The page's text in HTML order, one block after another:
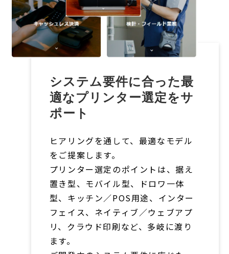
システム要件に合った最
適なプリンター選定をサ
ポート
ヒアリングを通して、最適なモデル
をご提案します。
プリンター選定のポイントは、据え
置き型、モバイル型、ドロワ一体
型、キッチン／POS用途、インター
フェイス、ネイティブ／ウェブアプ
リ、クラウド印刷など、多岐に渡り
ます。